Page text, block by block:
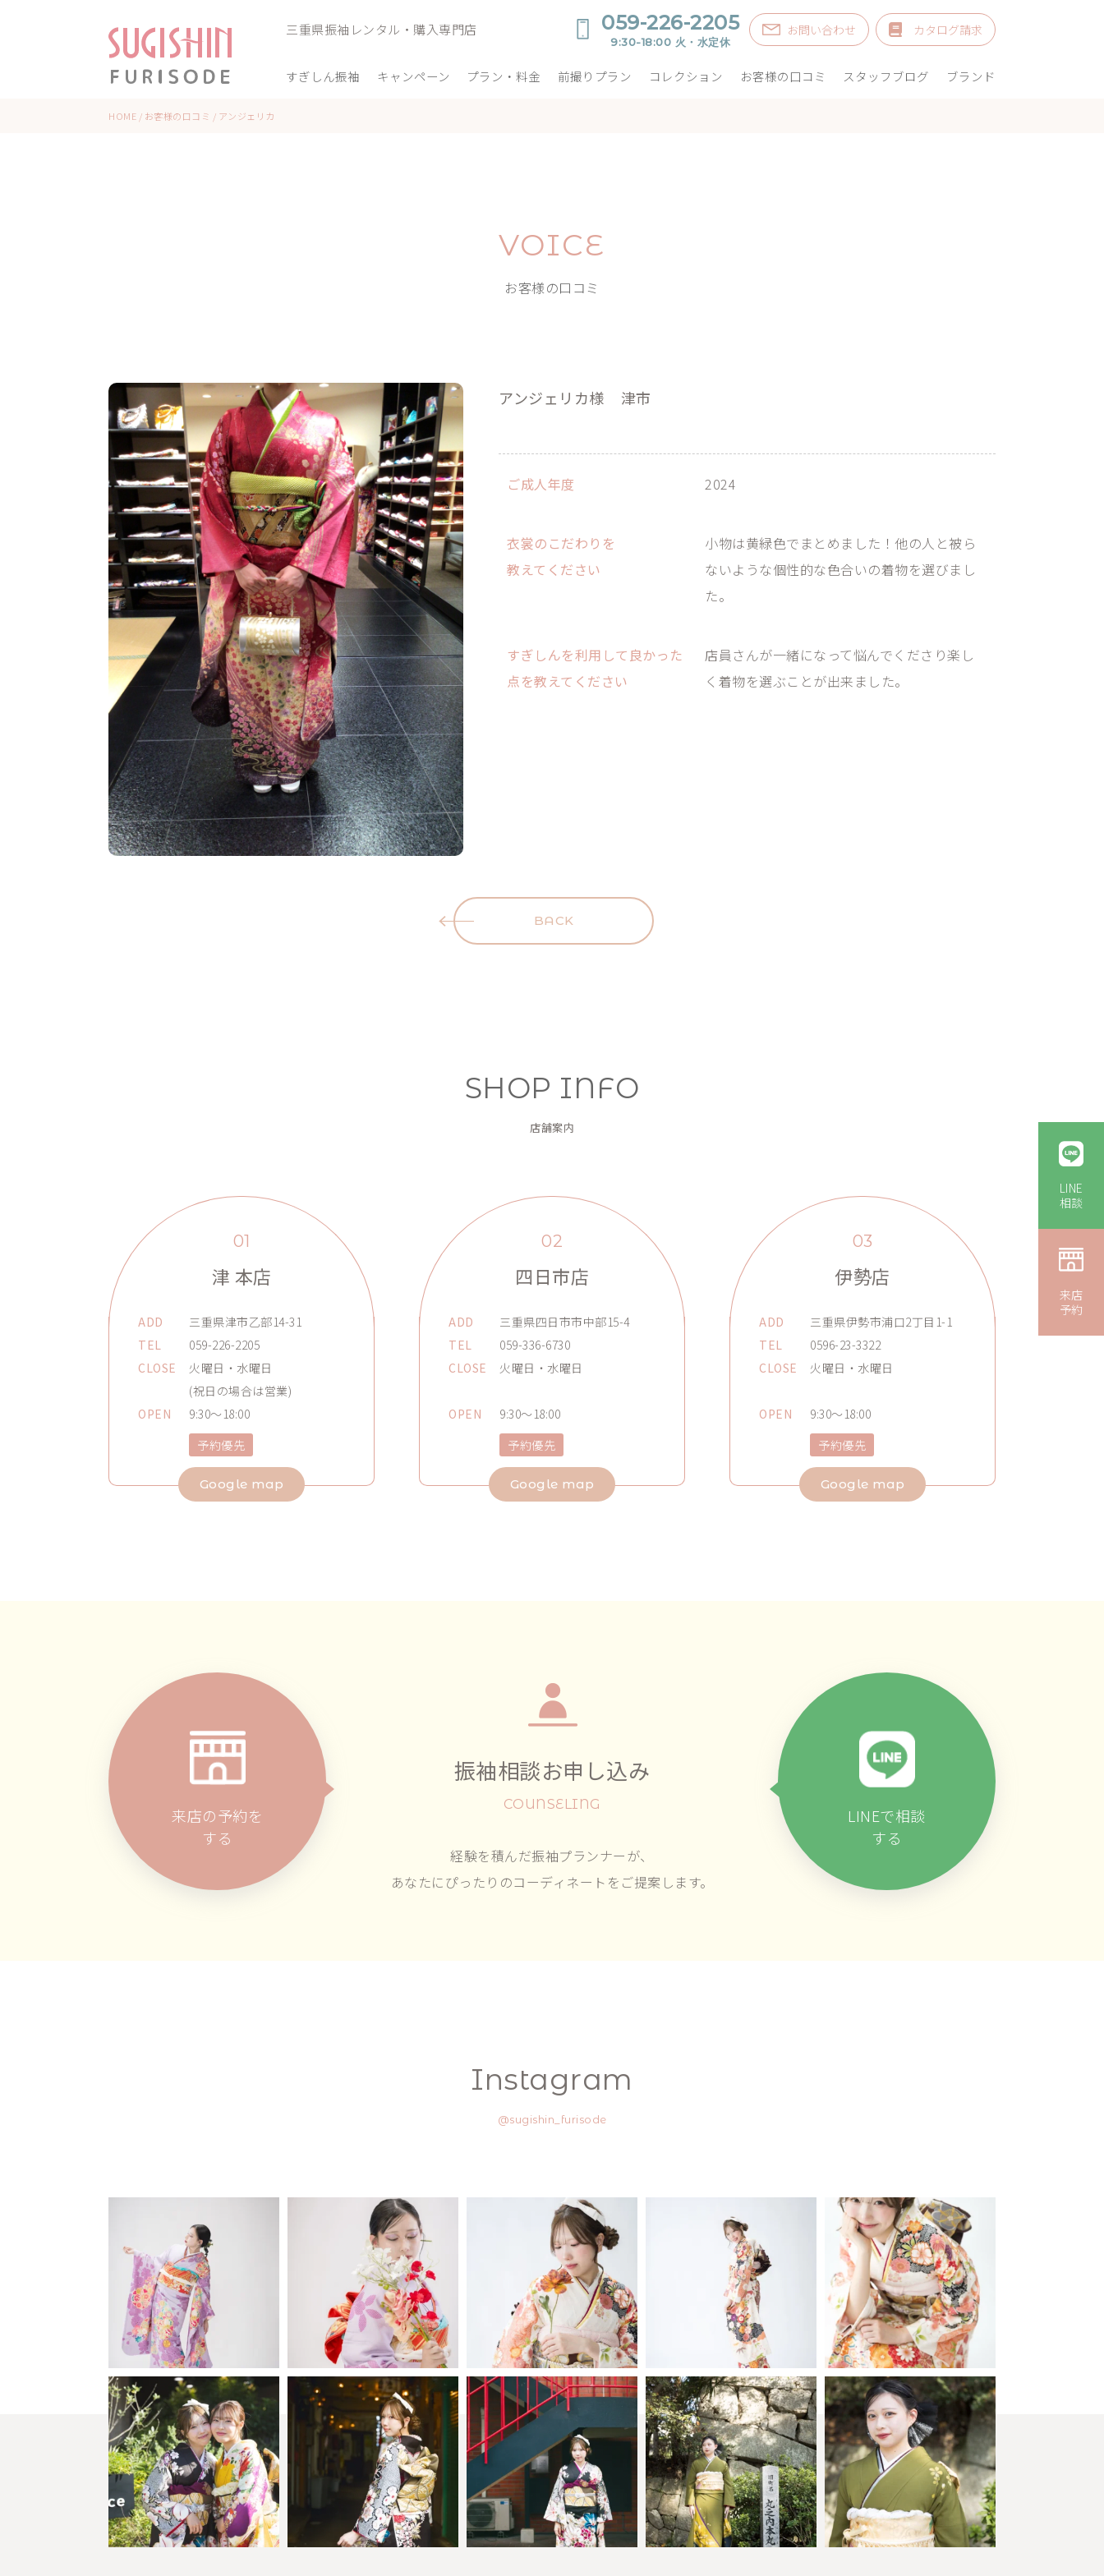
三重県振袖レンタル・購入専門店 059-226-2205
9:30-18:00 火・水定休
お問い合わせ カタログ請求
すぎしん振袖 キャンペーン プラン・料金 前撮りプラン コレクション お客様の口コミ スタッフブログ ブランド
HOME / お客様の口コミ / アンジェリカ
VOICE
お客様の口コミ
アンジェリカ様 津市
ご成人年度 2024
衣裳のこだわりを
教えてください
小物は黄緑色でまとめました！他の人と被ら
ないような個性的な色合いの着物を選びまし
た。
すぎしんを利用して良かった
点を教えてください
店員さんが一緒になって悩んでくださり楽し
く着物を選ぶことが出来ました。
BACK
SHOP INFO
店舗案内
01
津 本店
ADD
三重県津市乙部14-31
TEL
059-226-2205
CLOSE
火曜日・水曜日
(祝日の場合は営業)
OPEN
9:30～18:00
予約優先
Google map
02
四日市店
ADD
三重県四日市市中部15-4
TEL
059-336-6730
CLOSE
火曜日・水曜日
OPEN
9:30～18:00
予約優先
Google map
03
伊勢店
ADD
三重県伊勢市浦口2丁目1-1
TEL
0596-23-3322
CLOSE
火曜日・水曜日
OPEN
9:30～18:00
予約優先
Google map
来店の予約を
する
振袖相談お申し込み
COUNSELING
経験を積んだ振袖プランナーが、
あなたにぴったりのコーディネートをご提案します。
LINEで相談
する
Instagram
@sugishin_furisode
LINE
相談
来店
予約